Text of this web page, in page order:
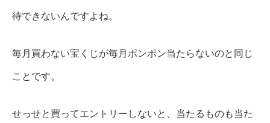
待できないんですよね。
毎月買わない宝くじが毎月ポンポン当たらないのと同じ
ことです。
せっせと買ってエントリーしないと、当たるものも当た